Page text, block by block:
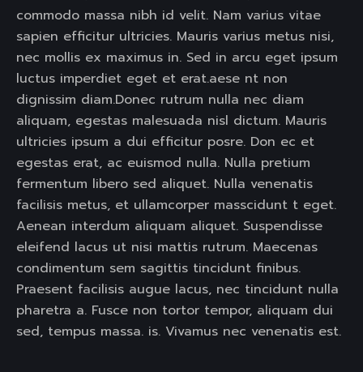
commodo massa nibh id velit. Nam varius vitae
sapien efficitur ultricies. Mauris varius metus nisi,
nec mollis ex maximus in. Sed in arcu eget ipsum
luctus imperdiet eget et erat.aese nt non
dignissim diam.Donec rutrum nulla nec diam
aliquam, egestas malesuada nisl dictum. Mauris
ultricies ipsum a dui efficitur posre. Don ec et
egestas erat, ac euismod nulla. Nulla pretium
fermentum libero sed aliquet. Nulla venenatis
facilisis metus, et ullamcorper masscidunt t eget.
Aenean interdum aliquam aliquet. Suspendisse
eleifend lacus ut nisi mattis rutrum. Maecenas
condimentum sem sagittis tincidunt finibus.
Praesent facilisis augue lacus, nec tincidunt nulla
pharetra a. Fusce non tortor tempor, aliquam dui
sed, tempus massa. is. Vivamus nec venenatis est.